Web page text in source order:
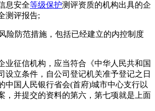
息安全等级保护测评资质的机构出具的企
测评报告;
防范措施，包括已经建立的内控制度
征信机构，应当符合《中华人民共和国
设立条件，自公司登记机关准予登记之日
中国人民银行省会(首府)城市中心支行以
，并提交的资料的第六，第七项就是上面